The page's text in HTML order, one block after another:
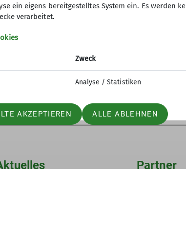
ganze Familie
und Vegetarischem.
Partner
ein eigens bereitgestelltes System ein. Es werden
verarbeitet.
Zweck
Analyse / Statistiken
AKZEPTIEREN ALLE ABLEHNEN